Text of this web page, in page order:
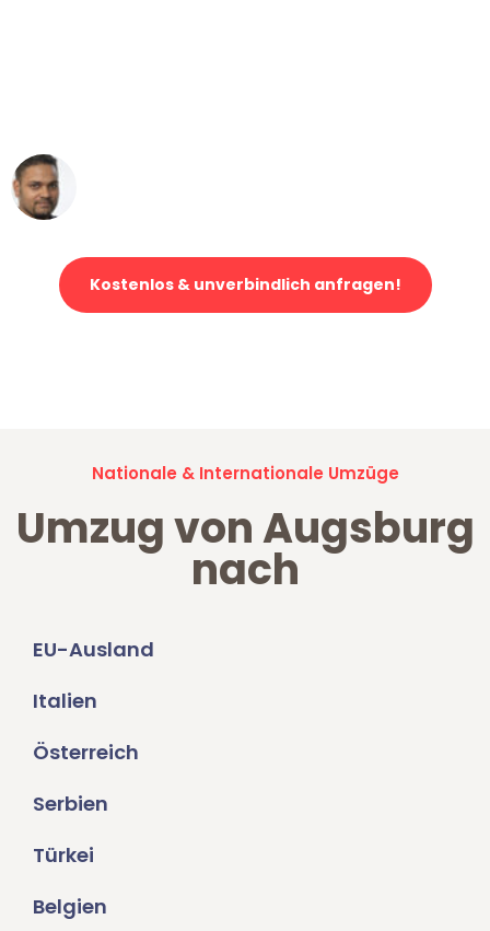
Kostenlos & unverbindlich anfragen!
Nationale & Internationale Umzüge
Umzug von Augsburg
nach
EU-Ausland
Italien
Österreich
Serbien
Türkei
Belgien